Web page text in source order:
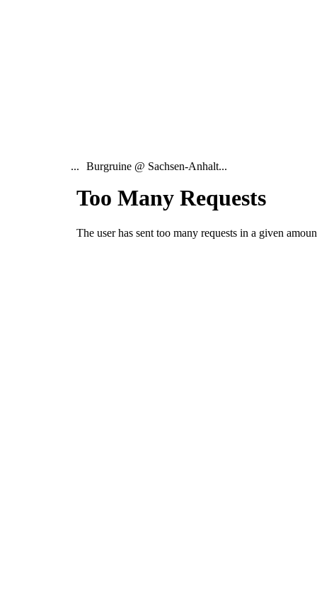
... Burgruine @ Sachsen-Anhalt...